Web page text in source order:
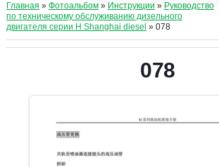
Главная » Фотоальбом» Инструкции » Руководство
по техническому обслуживанию дизельного
двигателя серии Н Shanghai diesel » 078
078